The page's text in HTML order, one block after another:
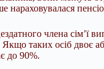
нараховувалася
члена сім’ї
таких осіб двоє
до 90%.